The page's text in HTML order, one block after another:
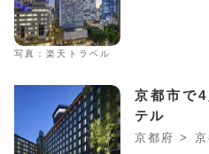
写真：楽天トラベル
京都市で
テル
京都府 > 京